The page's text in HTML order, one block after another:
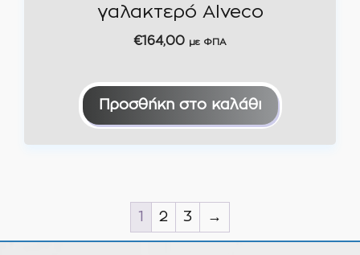
γαλακτερό Alveco
€164,00 με ΦΠΑ
Προσθήκη στο καλάθι
1 2 3 →